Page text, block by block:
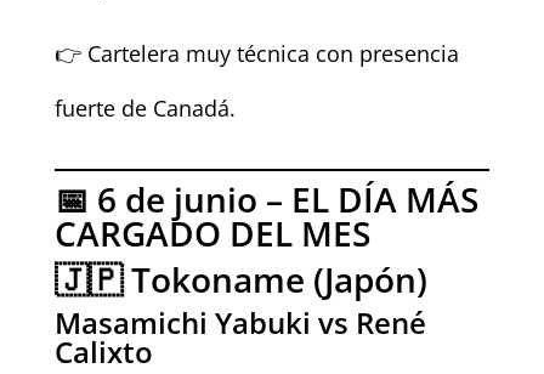
👉 Cartelera muy técnica con presencia
fuerte de Canadá.
📅 6 de junio – EL DÍA MÁS
CARGADO DEL MES
🇯🇵 Tokoname (Japón)
Masamichi Yabuki vs René
Calixto